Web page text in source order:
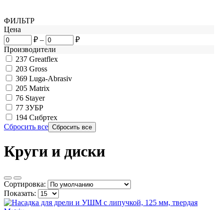
ФИЛЬТР
Цена
₽ –
₽
Производители
237 Greatflex
203 Gross
369 Luga-Abrasiv
205 Matrix
76 Stayer
77 ЗУБР
194 Сибртех
Сбросить все
Круги и диски
Сортировка:
Показать: